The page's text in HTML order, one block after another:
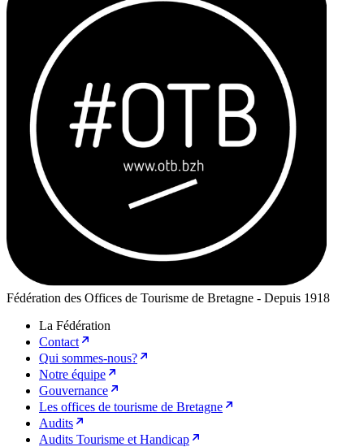
Fédération des Offices de Tourisme de Bretagne - Depuis 1918
La Fédération
Contact
Qui sommes-nous?
Notre équipe
Gouvernance
Les offices de tourisme de Bretagne
Audits
Audits Tourisme et Handicap